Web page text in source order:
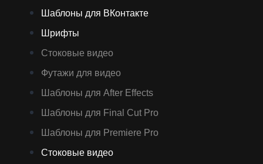
Шаблоны для ВКонтакте
Шрифты
Стоковые видео
Футажи для видео
Шаблоны для After Effects
Шаблоны для Final Cut Pro
Шаблоны для Premiere Pro
Стоковые видео